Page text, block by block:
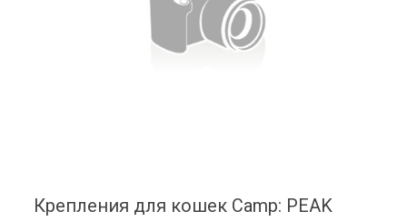
Крепления для кошек Camp: PEAK